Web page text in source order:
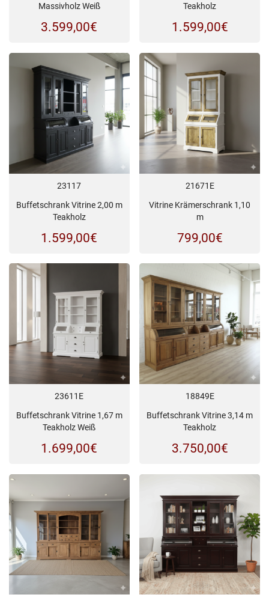
Massivholz Weiß
3.599,00€
Teakholz
1.599,00€
23117
Buffetschrank Vitrine 2,00 m
Teakholz
1.599,00€
21671E
Vitrine Krämerschrank 1,10
m
799,00€
23611E
Buffetschrank Vitrine 1,67 m
Teakholz Weiß
1.699,00€
18849E
Buffetschrank Vitrine 3,14 m
Teakholz
3.750,00€